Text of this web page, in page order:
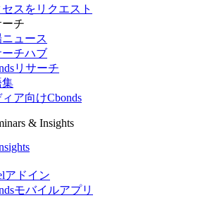
スをリクエスト
チ
ュース
ーチハブ
リサーチ
集
ィア向けCbonds
& Insights
アドイン
モバイルアプリ